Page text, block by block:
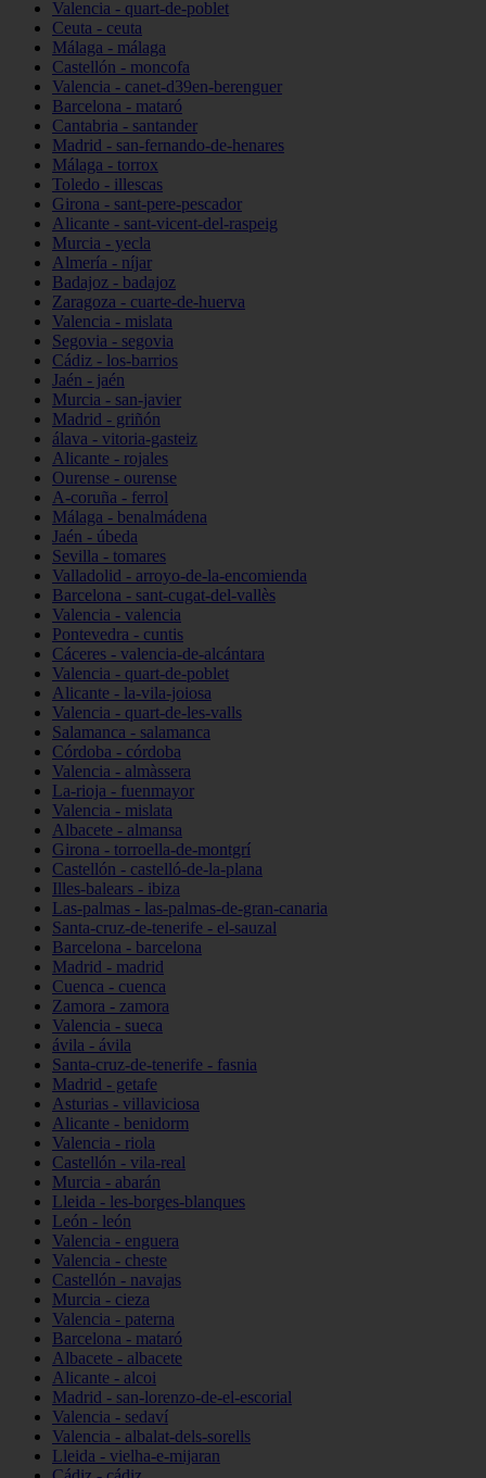
Valencia - quart-de-poblet
Ceuta - ceuta
Málaga - málaga
Castellón - moncofa
Valencia - canet-d39en-berenguer
Barcelona - mataró
Cantabria - santander
Madrid - san-fernando-de-henares
Málaga - torrox
Toledo - illescas
Girona - sant-pere-pescador
Alicante - sant-vicent-del-raspeig
Murcia - yecla
Almería - níjar
Badajoz - badajoz
Zaragoza - cuarte-de-huerva
Valencia - mislata
Segovia - segovia
Cádiz - los-barrios
Jaén - jaén
Murcia - san-javier
Madrid - griñón
álava - vitoria-gasteiz
Alicante - rojales
Ourense - ourense
A-coruña - ferrol
Málaga - benalmádena
Jaén - úbeda
Sevilla - tomares
Valladolid - arroyo-de-la-encomienda
Barcelona - sant-cugat-del-vallès
Valencia - valencia
Pontevedra - cuntis
Cáceres - valencia-de-alcántara
Valencia - quart-de-poblet
Alicante - la-vila-joiosa
Valencia - quart-de-les-valls
Salamanca - salamanca
Córdoba - córdoba
Valencia - almàssera
La-rioja - fuenmayor
Valencia - mislata
Albacete - almansa
Girona - torroella-de-montgrí
Castellón - castelló-de-la-plana
Illes-balears - ibiza
Las-palmas - las-palmas-de-gran-canaria
Santa-cruz-de-tenerife - el-sauzal
Barcelona - barcelona
Madrid - madrid
Cuenca - cuenca
Zamora - zamora
Valencia - sueca
ávila - ávila
Santa-cruz-de-tenerife - fasnia
Madrid - getafe
Asturias - villaviciosa
Alicante - benidorm
Valencia - riola
Castellón - vila-real
Murcia - abarán
Lleida - les-borges-blanques
León - león
Valencia - enguera
Valencia - cheste
Castellón - navajas
Murcia - cieza
Valencia - paterna
Barcelona - mataró
Albacete - albacete
Alicante - alcoi
Madrid - san-lorenzo-de-el-escorial
Valencia - sedaví
Valencia - albalat-dels-sorells
Lleida - vielha-e-mijaran